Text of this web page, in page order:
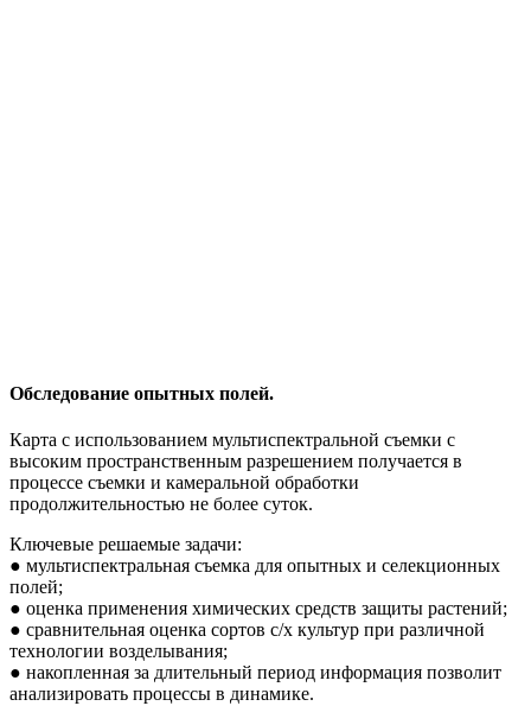
Обследование опытных полей.
Карта с использованием мультиспектральной съемки с
высоким пространственным разрешением получается в
процессе съемки и камеральной обработки
продолжительностью не более суток.
Ключевые решаемые задачи:
● мультиспектральная съемка для опытных и селекционных
полей;
● оценка применения химических средств защиты растений;
● сравнительная оценка сортов с/х культур при различной
технологии возделывания;
● накопленная за длительный период информация позволит
анализировать процессы в динамике.